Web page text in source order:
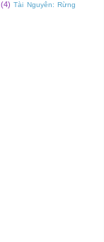
(4) Tài Nguyên: Rừng